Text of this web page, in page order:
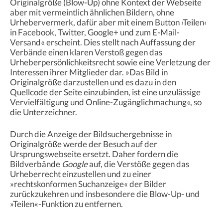
aber mit vermeintlich ähnlichen Bildern, ohne
Urhebervermerk, dafür aber mit einem Button ›Teilen‹
in Facebook, Twitter, Google+ und zum E-Mail-
Versand« erscheint. Dies stellt nach Auffassung der
Verbände einen klaren Verstoß gegen das
Urheberpersönlichkeitsrecht sowie eine Verletzung der
Interessen ihrer Mitglieder dar. »Das Bild in
Originalgröße darzustellen und es dazu in den
Quellcode der Seite einzubinden, ist eine unzulässige
Vervielfältigung und Online-Zugänglichmachung«, so
die Unterzeichner.
Durch die Anzeige der Bildsuchergebnisse in
Originalgröße werde der Besuch auf der
Ursprungswebseite ersetzt. Daher fordern die
Bildverbände Googleauf, die Verstöße gegen das
Urheberrecht einzustellen und zu einer
»rechtskonformen Suchanzeige« der Bilder
zurückzukehren und insbesondere die Blow-Up- und
»Teilen«-Funktion zu entfernen.